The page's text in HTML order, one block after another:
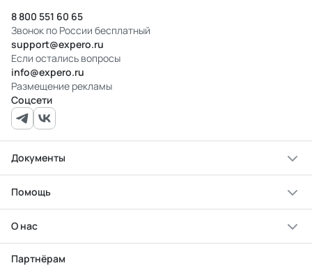
8 800 551 60 65
Звонок по России бесплатный
support@expero.ru
Если остались вопросы
info@expero.ru
Размещение рекламы
Соцсети
Документы
Помощь
О нас
Партнёрам